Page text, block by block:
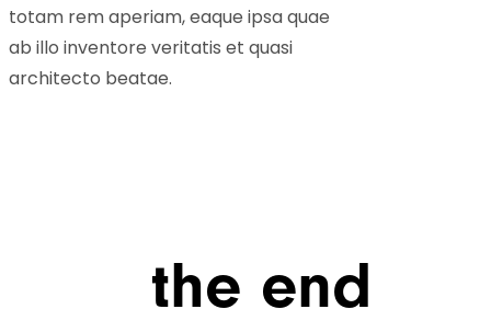
totam rem aperiam, eaque ipsa quae
ab illo inventore veritatis et quasi
architecto beatae.
the end